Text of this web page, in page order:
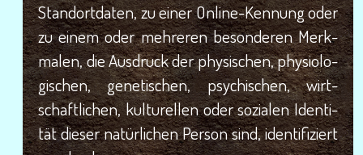
Stand­ort­da­ten, zu einer Online-Ken­nung oder
zu einem oder meh­re­ren beson­de­ren Merk­
ma­len, die Aus­druck der phy­si­schen, phy­sio­lo­
gi­schen, gene­ti­schen, psy­chi­schen, wirt­
schaft­li­chen, kul­tu­rel­len oder sozia­len Iden­ti­
tät die­ser natür­li­chen Per­son sind, iden­ti­fi­ziert